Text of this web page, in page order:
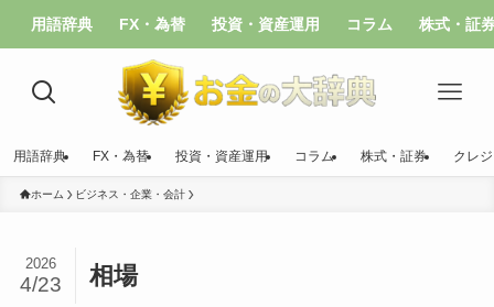
用語辞典 FX・為替 投資・資産運用 コラム 株式・証
用語辞典 FX・為替 投資・資産運用 コラム 株式・証券 クレ
ホーム ビジネス・企業・会計
相場
2026
4/23